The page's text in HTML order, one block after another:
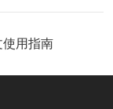
使用指南